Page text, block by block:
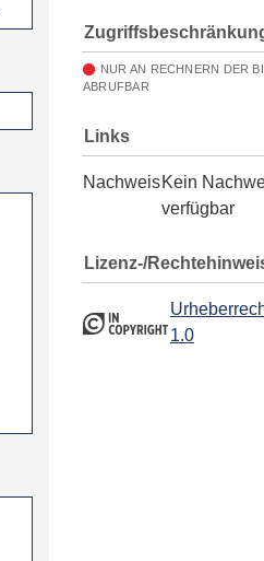
NUR AN RECHNERN DER
ABRUFBAR
Links
NachweisKein
verfügbar
Lizenz-/
1.0